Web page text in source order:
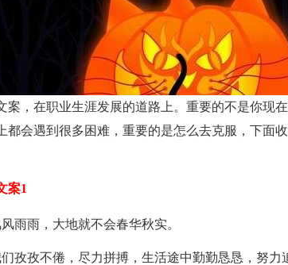
案，在职业生涯发展的道路上。重要的不是你现
都会遇到很多困难，重要的是怎么去克服，下面
案1
雨雨，大地就不会春华秋实。
孜孜不倦，尽力拼搏，生活途中勤勤恳恳，努力